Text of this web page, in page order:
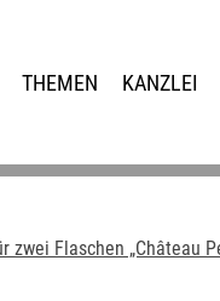
THEMEN KANZLEI
Flaschen „Château